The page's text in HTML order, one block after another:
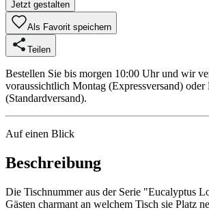
Jetzt gestalten
Als Favorit speichern
Teilen
Bestellen Sie bis morgen 10:00 Uhr und wir
voraussichtlich Montag (Expressversand) oder
(Standardversand).
Auf einen Blick
Beschreibung
Die Tischnummer aus der Serie "Eucalyptus
Gästen charmant an welchem Tisch sie Platz